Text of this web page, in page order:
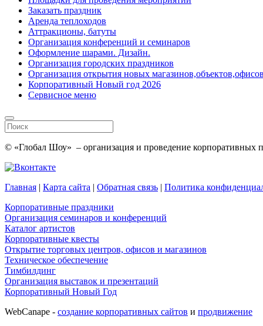
Заказать праздник
Аренда теплоходов
Аттракционы, батуты
Организация конференций и семинаров
Оформление шарами. Дизайн.
Организация городских праздников
Организация открытия новых
Корпоративный Новый год 2026
Сервисное меню
© «Глобал Шоу» – организация и проведение корпоративных
Главная Карта сайта Обратная связь
Политика
Корпоративные праздники
Организация семинаров и конференций
Каталог артистов
Корпоративные квесты
Открытие торговых центров, офисов и магазинов
Техническое обеспечение
Тимбилдинг
Организация выставок и презентаций
Корпоративный Новый Год
WebCanape - создание корпоративных сайтов и продвижение